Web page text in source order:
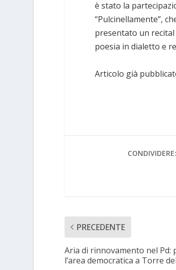
è stato la
“Pulcinellamente”,
presentato un recital
poesia in dialetto e
Articolo già
CONDIVIDERE:
PRECEDENTE
Aria di rinnovamento nel Pd:
l’area democratica a Torre